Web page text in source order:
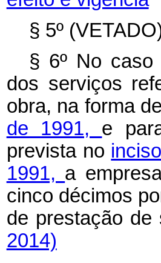
§ 5º
§ 6º No caso
dos serviços
obra, na forma
de 1991, e
prevista no
1991, a
cinco décimos
de prestação de
2014)